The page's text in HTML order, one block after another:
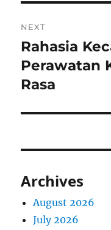
NEXT
Next
post:
Rahasia
Perawatan
Rasa
Archives
August 2026
July 2026